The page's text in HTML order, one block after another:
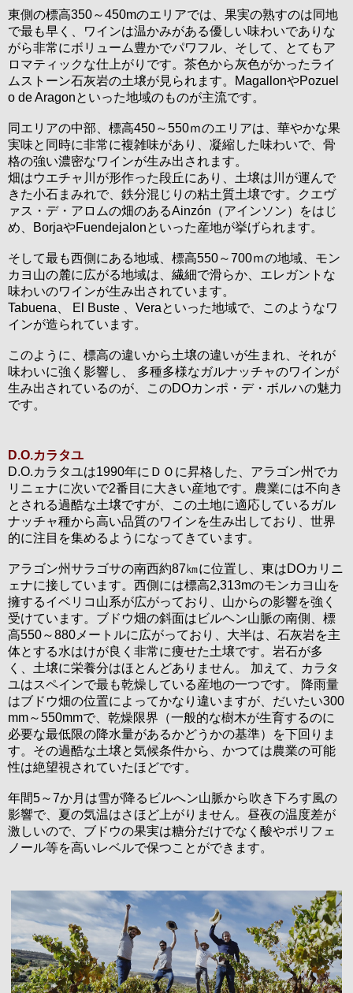
東側の標高350～450mのエリアでは、果実の熟すのは同地
で最も早く、ワインは温かみがある優しい味わいでありな
がら非常にボリューム豊かでパワフル、そして、とてもア
ロマティックな仕上がりです。茶色から灰色がかったライ
ムストーン石灰岩の土壌が見られます。MagallonやPozuel
o de Aragonといった地域のものが主流です。
同エリアの中部、標高450～550ｍのエリアは、華やかな果
実味と同時に非常に複雑味があり、凝縮した味わいで、骨
格の強い濃密なワインが生み出されます。
畑はウエチャ川が形作った段丘にあり、土壌は川が運んで
きた小石まみれで、鉄分混じりの粘土質土壌です。クエヴ
ァス・デ・アロムの畑のあるAinzón（アインソン）をはじ
め、BorjaやFuendejalonといった産地が挙げられます。
そして最も西側にある地域、標高550～700ｍの地域、モン
カヨ山の麓に広がる地域は、繊細で滑らか、エレガントな
味わいのワインが生み出されています。
Tabuena、 El Buste 、Veraといった地域で、このようなワ
インが造られています。
このように、標高の違いから土壌の違いが生まれ、それが
味わいに強く影響し、 多種多様なガルナッチャのワインが
生み出されているのが、このDOカンポ・デ・ボルハの魅力
です。
D.O.カラタユ
D.O.カラタユは1990年にＤＯに昇格した、アラゴン州でカ
リニェナに次いで2番目に大きい産地です。農業には不向き
とされる過酷な土壌ですが、この土地に適応しているガル
ナッチャ種から高い品質のワインを生み出しており、世界
的に注目を集めるようになってきています。
アラゴン州サラゴサの南西約87㎞に位置し、東はDOカリニ
ェナに接しています。西側には標高2,313mのモンカヨ山を
擁するイベリコ山系が広がっており、山からの影響を強く
受けています。ブドウ畑の斜面はビルヘン山脈の南側、標
高550～880メートルに広がっており、大半は、石灰岩を主
体とする水はけが良く非常に痩せた土壌です。岩石が多
く、土壌に栄養分はほとんどありません。 加えて、カラタ
ユはスペインで最も乾燥している産地の一つです。 降雨量
はブドウ畑の位置によってかなり違いますが、だいたい300
mm～550mmで、乾燥限界（一般的な樹木が生育するのに
必要な最低限の降水量があるかどうかの基準）を下回りま
す。その過酷な土壌と気候条件から、かつては農業の可能
性は絶望視されていたほどです。
年間5～7か月は雪が降るビルへン山脈から吹き下ろす風の
影響で、夏の気温はさほど上がりません。昼夜の温度差が
激しいので、ブドウの果実は糖分だけでなく酸やポリフェ
ノール等を高いレベルで保つことができます。